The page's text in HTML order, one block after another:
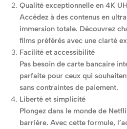
Qualité exceptionnelle en 4K
Accédez à des contenus en
immersion totale. Découvrez
films préférés avec une clarté
Facilité et accessibilité
Pas besoin de carte bancaire
parfaite pour ceux qui
sans contraintes de paiement.
Liberté et simplicité
Plongez dans le monde de
barrière. Avec cette formule,